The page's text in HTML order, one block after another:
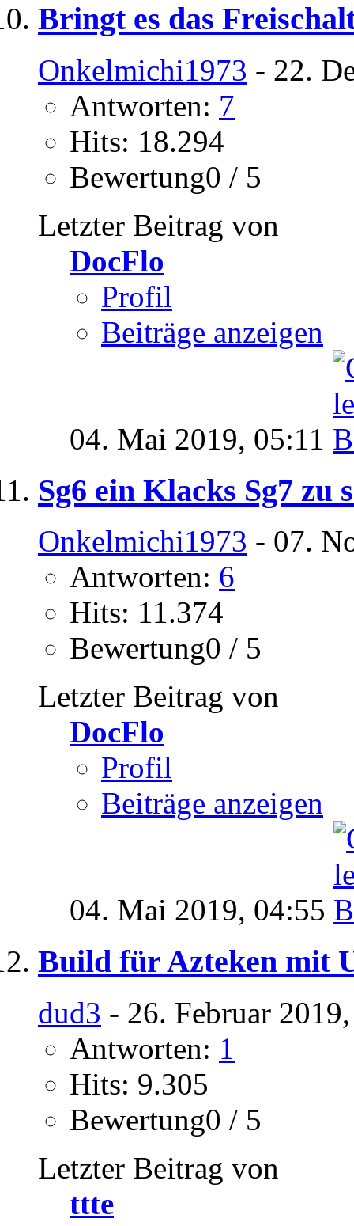
Bringt es das
Onkelmichi1973 - 22.
Antworten: 7
Hits: 18.294
Bewertung0 / 5
Letzter Beitrag von
DocFlo
Profil
Beiträge anzeigen
04. Mai 2019, 05:11
Sg6 ein Klacks Sg7 zu
Onkelmichi1973 - 07.
Antworten: 6
Hits: 11.374
Bewertung0 / 5
Letzter Beitrag von
DocFlo
Profil
Beiträge anzeigen
04. Mai 2019, 04:55
Build für Azteken mit
dud3 - 26. Februar
Antworten: 1
Hits: 9.305
Bewertung0 / 5
Letzter Beitrag von
ttte